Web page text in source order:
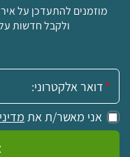
מוזמנים להתעדכן על
ולקבל חדשות
אימייל:
אני מאשר/ת את